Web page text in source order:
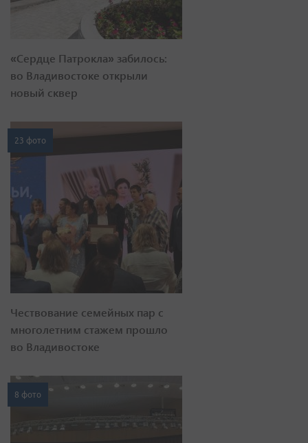
«Сердце Патрокла» забилось:
во Владивостоке открыли
новый сквер
23 фото
Чествование семейных пар с
многолетним стажем прошло
во Владивостоке
8 фото